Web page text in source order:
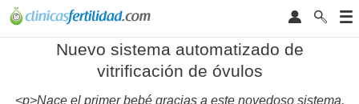
Nuevo sistema automatizado de
vitrificación de óvulos
<p>Nace el primer bebé gracias a este novedoso sistema,